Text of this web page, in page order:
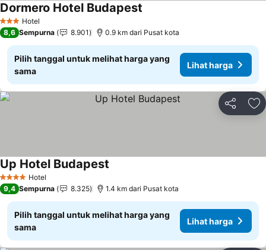
3 BintangHotel
Dormero Hotel Budapest
8,6 Sempurna 8.901 0.9 km dari Pusat kota
Pilih tanggal untuk melihat harga yang
sama
Lihat harga
Bagikan
4 BintangHotel
Up Hotel Budapest
9,4 Sempurna 8.325 1.4 km dari Pusat kota
Pilih tanggal untuk melihat harga yang
sama
Lihat harga